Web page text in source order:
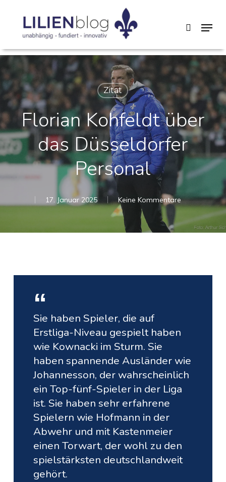
content
search
Menu
Zitat
Florian Kohfeldt über
das Düsseldorfer
Personal
17. Januar 2025 Keine Kommentare
Sie haben Spieler, die auf
Erstliga-Niveau gespielt haben
wie Kownacki im Sturm. Sie
haben spannende Ausländer wie
Johannesson, der wahrscheinlich
ein Top-fünf-Spieler in der Liga
ist. Sie haben sehr erfahrene
Spielern wie Hofmann in der
Abwehr und mit Kastenmeier
einen Torwart, der wohl zu den
spielstärksten deutschlandweit
gehört.